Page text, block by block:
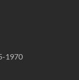
1970